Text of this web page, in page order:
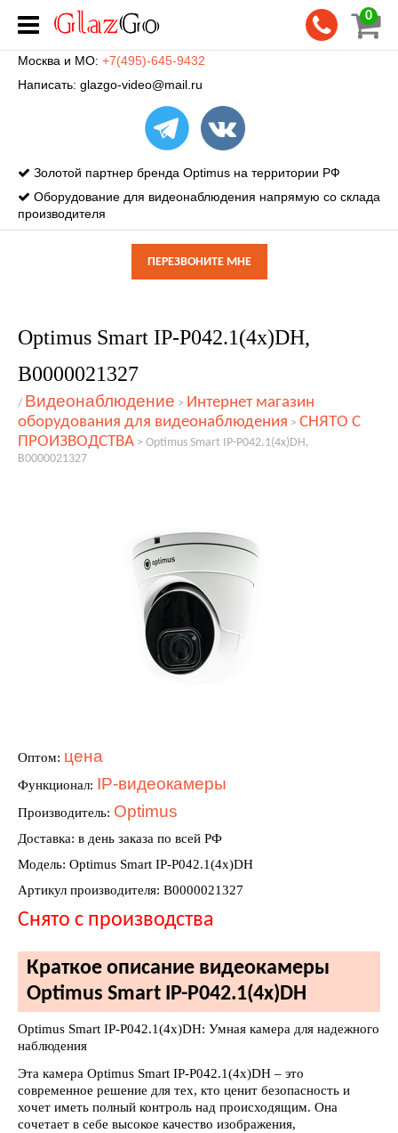
0
Москва и МО: +7(495)-645-9432
Написать: glazgo-video@mail.ru
Золотой партнер бренда Optimus на территории РФ
Оборудование для видеонаблюдения напрямую со склада
производителя
ПЕРЕЗВОНИТЕ МНЕ
Optimus Smart IP-P042.1(4x)DH,
В0000021327
/ Видеонаблюдение > Интернет магазин
оборудования для видеонаблюдения > СНЯТО С
ПРОИЗВОДСТВА > Optimus Smart IP-P042.1(4x)DH,
В0000021327
Оптом: цена
Функционал: IP-видеокамеры
Производитель: Optimus
Доставка: в день заказа по всей РФ
Модель: Optimus Smart IP-P042.1(4x)DH
Артикул производителя: В0000021327
Снято с производства
Краткое описание видеокамеры
Optimus Smart IP-P042.1(4x)DH
Optimus Smart IP-P042.1(4x)DH: Умная камера для надежного
наблюдения
Эта камера Optimus Smart IP-P042.1(4x)DH – это
современное решение для тех, кто ценит безопасность и
хочет иметь полный контроль над происходящим. Она
сочетает в себе высокое качество изображения,